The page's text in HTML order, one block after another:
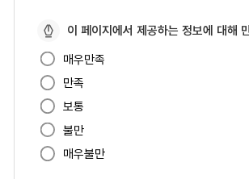
페
이
지
만
족
도
이 페이지에서 제공하는 정보에 대해
매우만족
만족
보통
불만
매우불만